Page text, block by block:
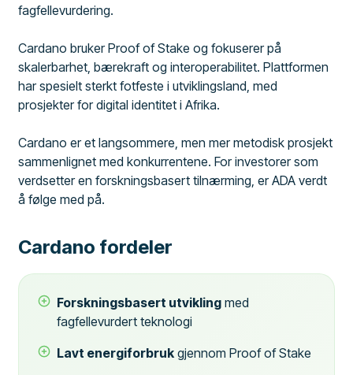
fagfellevurdering.
Cardano bruker Proof of Stake og fokuserer på
skalerbarhet, bærekraft og interoperabilitet. Plattformen
har spesielt sterkt fotfeste i utviklingsland, med
prosjekter for digital identitet i Afrika.
Cardano er et langsommere, men mer metodisk prosjekt
sammenlignet med konkurrentene. For investorer som
verdsetter en forskningsbasert tilnærming, er ADA verdt
å følge med på.
Cardano fordeler
Forskningsbasert utvikling med
fagfellevurdert teknologi
Lavt energiforbruk gjennom Proof of Stake